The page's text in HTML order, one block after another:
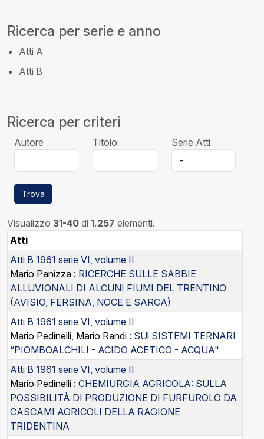
Ricerca per serie e anno
Atti A
Atti B
Ricerca per criteri
Autore Titolo Serie Atti
Trova
Visualizzo 31-40 di 1.257 elementi.
Atti
Atti B 1961 serie VI, volume II
Mario Panizza : RICERCHE SULLE SABBIE
ALLUVIONALI DI ALCUNI FIUMI DEL TRENTINO
(AVISIO, FERSINA, NOCE E SARCA)
Atti B 1961 serie VI, volume II
Mario Pedinelli, Mario Randi : SUl SISTEMI TERNARI
“PIOMBOALCHILI - ACIDO ACETICO - ACQUA"
Atti B 1961 serie VI, volume II
Mario Pedinelli : CHEMIURGIA AGRICOLA: SULLA
POSSIBILITÀ DI PRODUZIONE DI FURFUROLO DA
CASCAMI AGRICOLI DELLA RAGIONE
TRIDENTINA